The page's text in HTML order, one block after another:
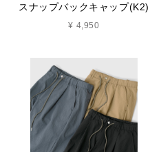
スナップバックキャップ(K2)
¥ 4,950